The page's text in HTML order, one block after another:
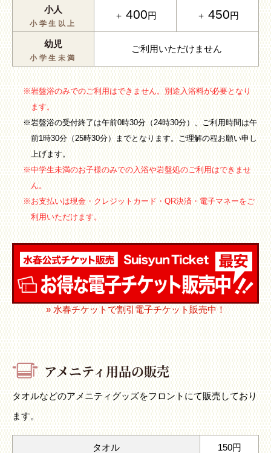
小人
小学生以上
＋ 400円 ＋ 450円
幼児
小学生未満
ご利用いただけません
※岩盤浴のみでのご利用はできません。別途入浴料が必要となり
ます。
※岩盤浴の受付終了は午前0時30分（24時30分）、ご利用時間は午
前1時30分（25時30分）までとなります。ご理解の程お願い申し
上げます。
※中学生未満のお子様のみでの入浴や岩盤処のご利用はできませ
ん。
※お支払いは現金・クレジットカード・QR決済・電子マネーをご
利用いただけます。
» 水春チケットで割引電子チケット販売中！
アメニティ用品の販売
タオルなどのアメニティグッズをフロントにて販売しており
ます。
タオル 150円